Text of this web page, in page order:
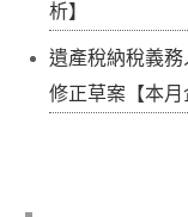
析】
遺產稅納稅義
修正草案【本月